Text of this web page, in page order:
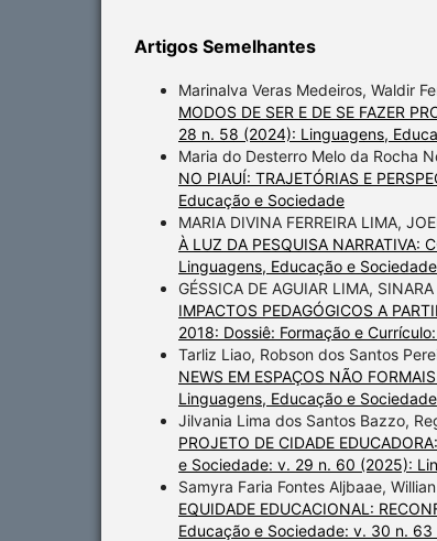
Artigos Semelhantes
Marinalva Veras Medeiros, Waldir
MODOS DE SER E DE SE FAZER
28 n. 58 (2024): Linguagens,
Maria do Desterro Melo da Rocha
NO PIAUÍ: TRAJETÓRIAS E
Educação e Sociedade
MARIA DIVINA FERREIRA LIMA,
À LUZ DA PESQUISA NARRATIVA:
Linguagens, Educação e
GÉSSICA DE AGUIAR LIMA,
IMPACTOS PEDAGÓGICOS A
2018: Dossiê: Formação e
Tarliz Liao, Robson dos Santos
NEWS EM ESPAÇOS NÃO
Linguagens, Educação e Sociedade
Jilvania Lima dos Santos Bazzo,
PROJETO DE CIDADE
e Sociedade: v. 29 n. 60 (2025):
Samyra Faria Fontes Aljbaae,
EQUIDADE EDUCACIONAL:
Educação e Sociedade: v. 30 n.